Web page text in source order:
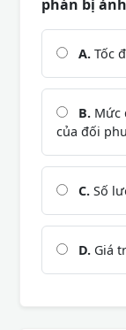
phán bị
A. Tốc
B. Mức
của đối
C. Số
D. Giá